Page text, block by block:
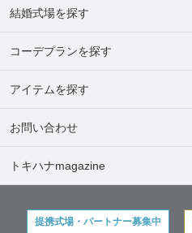
結婚式場を探す
コーデプランを探す
アイテムを探す
お問い合わせ
トキハナmagazine
提携式場・パートナー募集中